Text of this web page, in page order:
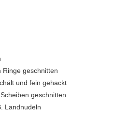
geschnitten
und fein gehackt
geschnitten
Landnudeln